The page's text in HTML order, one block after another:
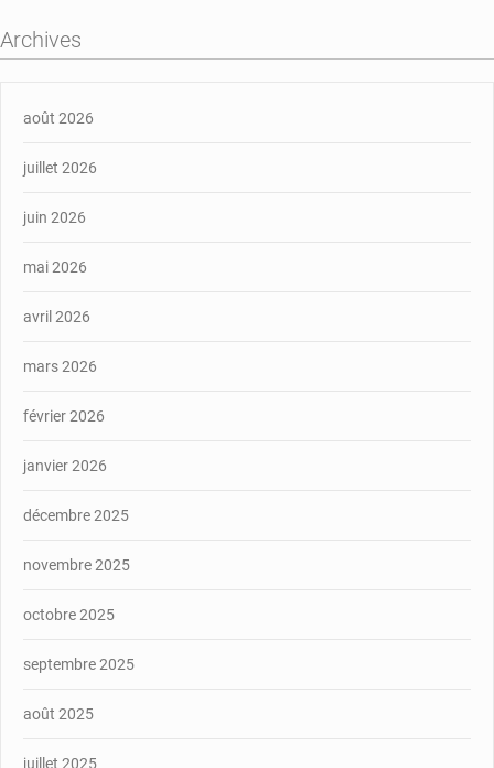
Archives
août 2026
juillet 2026
juin 2026
mai 2026
avril 2026
mars 2026
février 2026
janvier 2026
décembre 2025
novembre 2025
octobre 2025
septembre 2025
août 2025
juillet 2025